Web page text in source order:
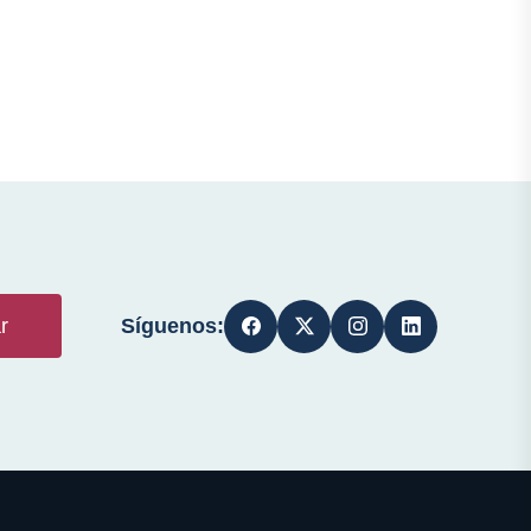
Síguenos: